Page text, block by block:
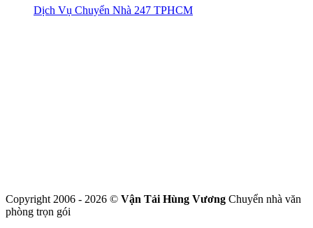
Dịch Vụ Chuyển Nhà 247 TPHCM
Copyright 2006 - 2026 © Vận Tải Hùng Vương Chuyển nhà văn
phòng trọn gói